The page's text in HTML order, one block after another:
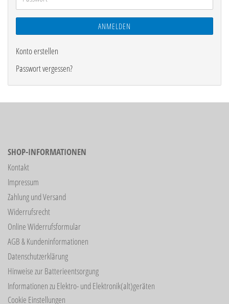
ANMELDEN
Konto erstellen
Passwort vergessen?
SHOP-INFORMATIONEN
Kontakt
Impressum
Zahlung und Versand
Widerrufsrecht
Online Widerrufsformular
AGB & Kundeninformationen
Datenschutzerklärung
Hinweise zur Batterieentsorgung
Informationen zu Elektro- und Elektronik(alt)geräten
Cookie Einstellungen